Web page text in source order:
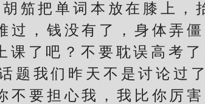
笳把单词本放在膝上，
过，钱没有了，身体弄
课了吧？不要耽误高考了
我们昨天不是讨论过
要担心我，我比你厉害